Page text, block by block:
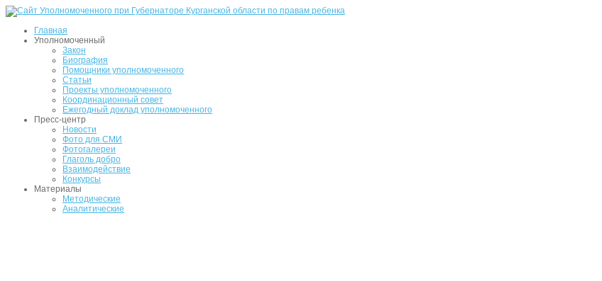
Главная
Уполномоченный
Закон
Биография
Помощники уполномоченного
Статьи
Проекты уполномоченного
Координационный совет
Ежегодный доклад уполномоченного
Пресс-центр
Новости
Фото для СМИ
Фотогалереи
Глаголь добро
Взаимодействие
Конкурсы
Материалы
Методические
Аналитические